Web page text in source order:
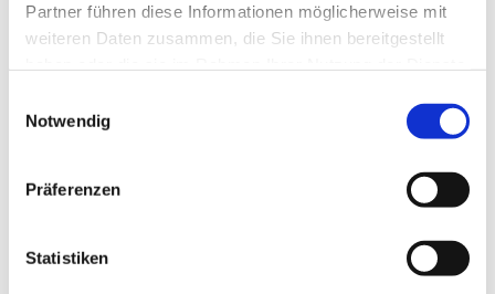
Partner führen diese Informationen möglicherweise mit
weiteren Daten zusammen, die Sie ihnen bereitgestellt
Notwendig
Präferenzen
Statistiken